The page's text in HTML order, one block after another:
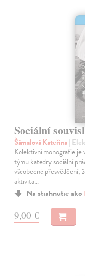
Sociální
Šámalová Kateřina|
Kolektivní monografie je
týmu katedry sociální
všeobecné přesvědčení,
aktivita…
Na stiahnutie ako
9,00 €